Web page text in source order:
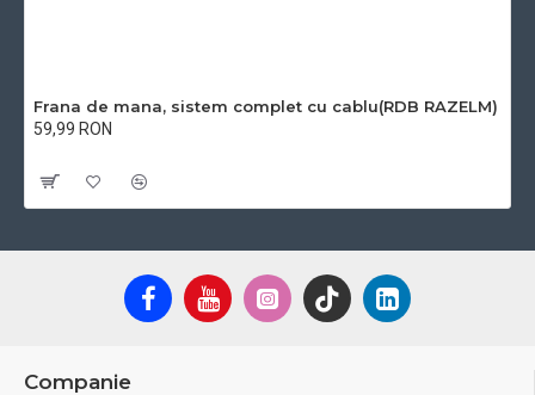
Frana de mana, sistem complet cu cablu(RDB RAZELM)
59,99 RON
Companie